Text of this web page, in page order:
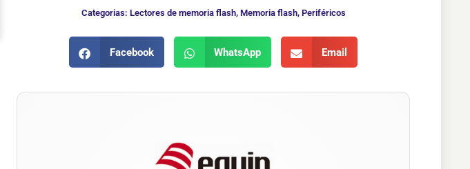
Categorias: Lectores de memoria flash, Memoria flash, Periféricos
Facebook WhatsApp Email